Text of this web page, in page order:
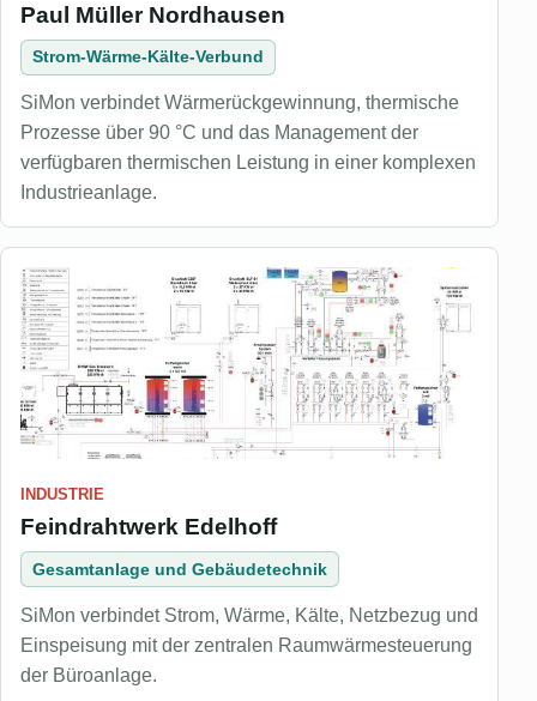
Paul Müller Nordhausen
Strom-Wärme-Kälte-Verbund
SiMon verbindet Wärmerückgewinnung, thermische
Prozesse über 90 °C und das Management der
verfügbaren thermischen Leistung in einer komplexen
Industrieanlage.
INDUSTRIE
Feindrahtwerk Edelhoff
Gesamtanlage und Gebäudetechnik
SiMon verbindet Strom, Wärme, Kälte, Netzbezug und
Einspeisung mit der zentralen Raumwärmesteuerung
der Büroanlage.